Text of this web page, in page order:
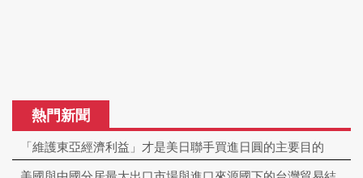
熱門新聞
「維護東亞經濟利益」才是美日聯手買進日圓的主要目的